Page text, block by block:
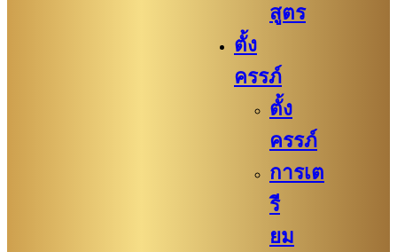
สูตร
ตั้ง
ครรภ์
ตั้ง
ครรภ์
การเต
รี
ยม